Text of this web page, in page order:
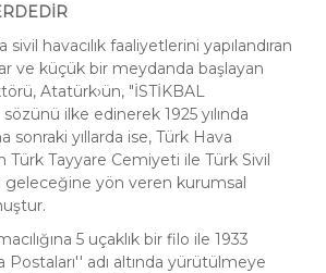
sivil havacılık faaliyetlerini yapılandıran
ve küçük bir meydanda başlayan
Atatürk›ün, "İSTİKBAL
ilke edinerek 1925 yılında
sonraki yıllarda ise, Türk Hava
Türk Tayyare Cemiyeti ile Türk Sivil
geleceğine yön veren kurumsal
5 uçaklık bir filo ile 1933
Postaları'' adı altında yürütülmeye